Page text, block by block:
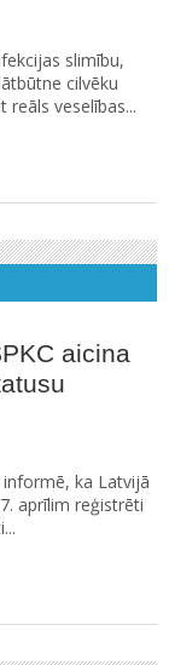
slimību,
cilvēku
veselības...
aicina
informē, ka Latvijā
aprīlim reģistrēti